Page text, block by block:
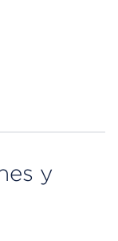
y